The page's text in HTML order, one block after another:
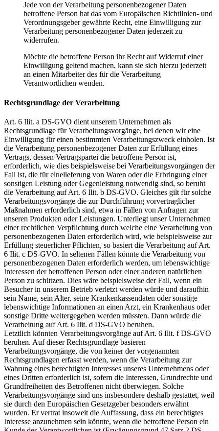
Jede von der Verarbeitung personenbezogener Daten
betroffene Person hat das vom Europäischen Richtlinien- und
Verordnungsgeber gewährte Recht, eine Einwilligung zur
Verarbeitung personenbezogener Daten jederzeit zu
widerrufen.
Möchte die betroffene Person ihr Recht auf Widerruf einer
Einwilligung geltend machen, kann sie sich hierzu jederzeit
an einen Mitarbeiter des für die Verarbeitung
Verantwortlichen wenden.
Rechtsgrundlage der Verarbeitung
Art. 6 Ilit. a DS-GVO dient unserem Unternehmen als
Rechtsgrundlage für Verarbeitungsvorgänge, bei denen wir eine
Einwilligung für einen bestimmten Verarbeitungszweck einholen. Ist
die Verarbeitung personenbezogener Daten zur Erfüllung eines
Vertrags, dessen Vertragspartei die betroffene Person ist,
erforderlich, wie dies beispielsweise bei Verarbeitungsvorgängen der
Fall ist, die für einelieferung von Waren oder die Erbringung einer
sonstigen Leistung oder Gegenleistung notwendig sind, so beruht
die Verarbeitung auf Art. 6 Ilit. b DS-GVO. Gleiches gilt für solche
Verarbeitungsvorgänge die zur Durchführung vorvertraglicher
Maßnahmen erforderlich sind, etwa in Fällen von Anfragen zur
unseren Produkten oder Leistungen. Unterliegt unser Unternehmen
einer rechtlichen Verpflichtung durch welche eine Verarbeitung von
personenbezogenen Daten erforderlich wird, wie beispielsweise zur
Erfüllung steuerlicher Pflichten, so basiert die Verarbeitung auf Art.
6 Ilit. c DS-GVO. In seltenen Fällen könnte die Verarbeitung von
personenbezogenen Daten erforderlich werden, um lebenswichtige
Interessen der betroffenen Person oder einer anderen natürlichen
Person zu schützen. Dies wäre beispielsweise der Fall, wenn ein
Besucher in unserem Betrieb verletzt werden würde und daraufhin
sein Name, sein Alter, seine Krankenkassendaten oder sonstige
lebenswichtige Informationen an einen Arzt, ein Krankenhaus oder
sonstige Dritte weitergegeben werden müssten. Dann würde die
Verarbeitung auf Art. 6 Ilit. d DS-GVO beruhen.
Letztlich könnten Verarbeitungsvorgänge auf Art. 6 Ilit. f DS-GVO
beruhen. Auf dieser Rechtsgrundlage basieren
Verarbeitungsvorgänge, die von keiner der vorgenannten
Rechtsgrundlagen erfasst werden, wenn die Verarbeitung zur
Wahrung eines berechtigten Interesses unseres Unternehmens oder
eines Dritten erforderlich ist, sofern die Interessen, Grundrechte und
Grundfreiheiten des Betroffenen nicht überwiegen. Solche
Verarbeitungsvorgänge sind uns insbesondere deshalb gestattet, weil
sie durch den Europäischen Gesetzgeber besonders erwähnt
wurden. Er vertrat insoweit die Auffassung, dass ein berechtigtes
Interesse anzunehmen sein könnte, wenn die betroffene Person ein